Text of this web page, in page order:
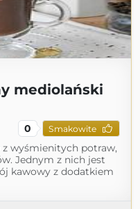
mediolański
0 Smakowite
z wyśmienitych potraw,
Jednym z nich jest
kawowy z dodatkiem